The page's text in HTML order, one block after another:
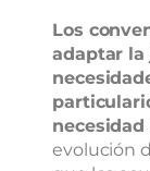
Los
adaptar la
evolución